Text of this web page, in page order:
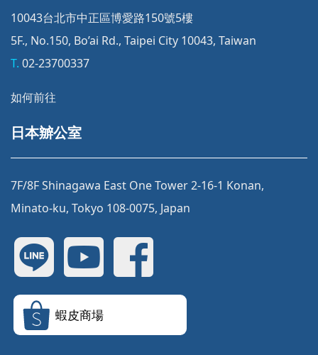
10043台北市中正區博愛路150號5樓
5F., No.150, Bo’ai Rd., Taipei City 10043, Taiwan
T. 02-23700337
如何前往
日本辧公室
7F/8F Shinagawa East One Tower 2-16-1 Konan,
Minato-ku, Tokyo 108-0075, Japan
蝦皮商場